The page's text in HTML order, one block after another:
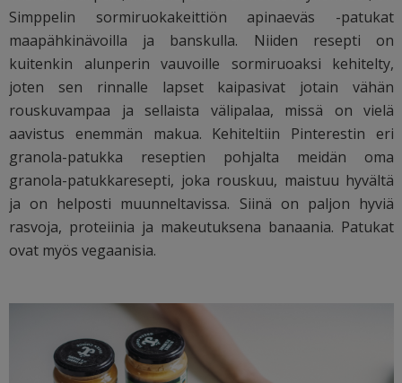
Simppelin sormiruokakeittiön apinaeväs -patukat
maapähkinävoilla ja banskulla. Niiden resepti on
kuitenkin alunperin vauvoille sormiruoaksi kehitelty,
joten sen rinnalle lapset kaipasivat jotain vähän
rouskuvampaa ja sellaista välipalaa, missä on vielä
aavistus enemmän makua. Kehiteltiin Pinterestin eri
granola-patukka reseptien pohjalta meidän oma
granola-patukkaresepti, joka rouskuu, maistuu hyvältä
ja on helposti muunneltavissa. Siinä on paljon hyviä
rasvoja, proteiinia ja makeutuksena banaania. Patukat
ovat myös vegaanisia.